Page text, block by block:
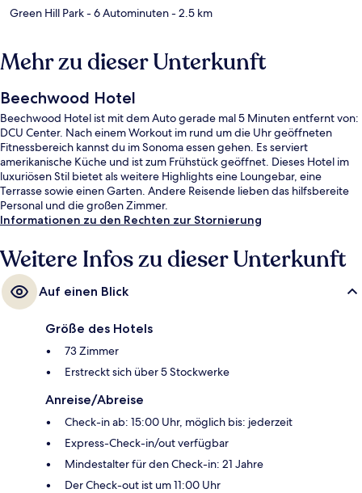
Green Hill Park- 6 Autominuten- 2.5 km
Mehr zu dieser Unterkunft
Beechwood Hotel
Beechwood Hotel ist mit dem Auto gerade mal 5 Minuten entfernt von:
DCU Center. Nach einem Workout im rund um die Uhr geöffneten
Fitnessbereich kannst du im Sonoma essen gehen. Es serviert
amerikanische Küche und ist zum Frühstück geöffnet. Dieses Hotel im
luxuriösen Stil bietet als weitere Highlights eine Loungebar, eine
Terrasse sowie einen Garten. Andere Reisende lieben das hilfsbereite
Personal und die großen Zimmer.
Informationen zu den Rechten zur Stornierung
Weitere Infos zu dieser Unterkunft
Auf einen Blick
Größe des Hotels
73 Zimmer
Erstreckt sich über 5 Stockwerke
Anreise/Abreise
Check-in ab: 15:00 Uhr, möglich bis: jederzeit
Express-Check-in/out verfügbar
Mindestalter für den Check-in: 21 Jahre
Der Check-out ist um 11:00 Uhr